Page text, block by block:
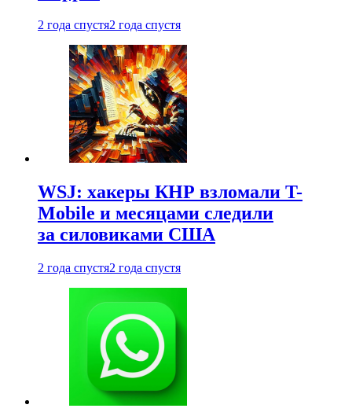
2 года спустя2 года спустя
WSJ: хакеры КНР взломали T-
Mobile и месяцами следили
за силовиками США
2 года спустя2 года спустя